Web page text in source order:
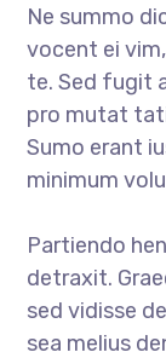
Ne summo
vocent ei
te. Sed fugit
pro mutat
Sumo erant
minimum
Partiendo
detraxit.
sed vidisse
sea melius